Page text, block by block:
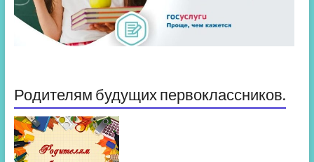
Родителям будущих первоклассников.